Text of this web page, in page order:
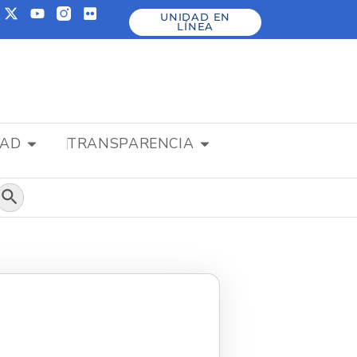
UNIDAD EN
LÍNEA
TRANSPARENCIA
de búsqueda